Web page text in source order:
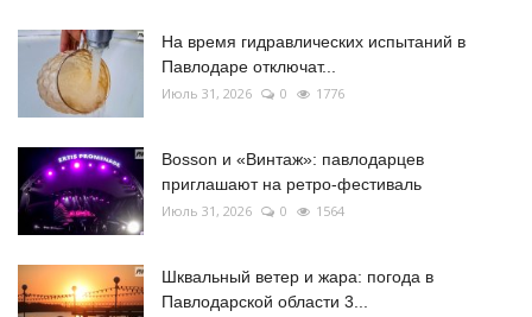
На время гидравлических испытаний в
Павлодаре отключат...
Июль 31, 2026 0 1776
Bosson и «Винтаж»: павлодарцев
приглашают на ретро-фестиваль
Июль 31, 2026 0 1564
Шквальный ветер и жара: погода в
Павлодарской области 3...